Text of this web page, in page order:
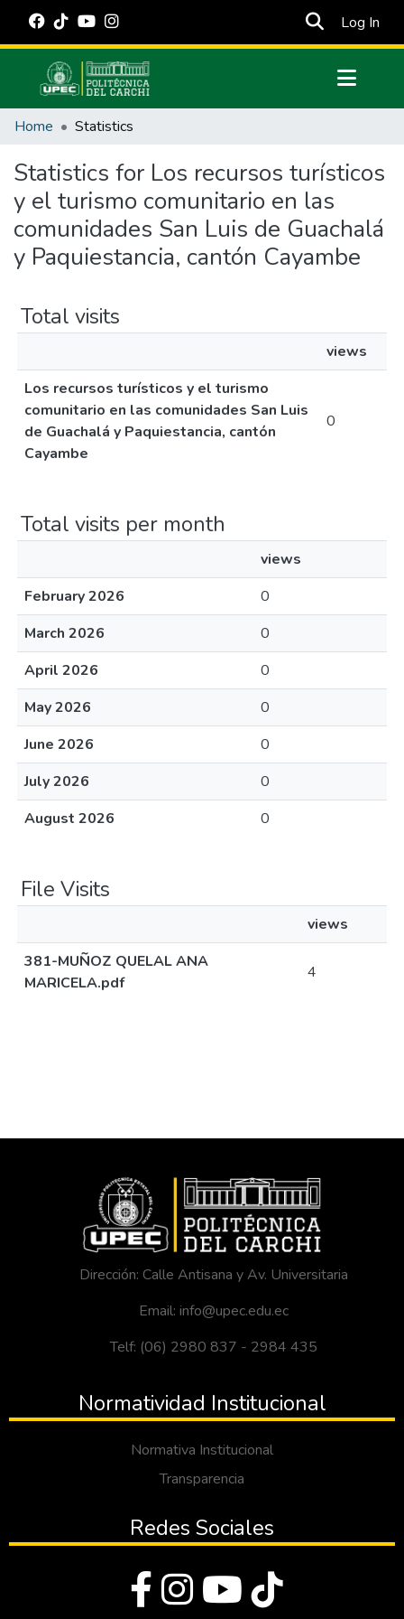
Log In
Communities & Collections
Estadísticas Externas
Manuales
Home Statistics
Statistics for Los recursos turísticos
y el turismo comunitario en las
comunidades San Luis de Guachalá
y Paquiestancia, cantón Cayambe
Total visits
views
Los recursos turísticos y el turismo
comunitario en las comunidades San Luis
de Guachalá y Paquiestancia, cantón
Cayambe
0
Total visits per month
views
February 2026
0
March 2026
0
April 2026
0
May 2026
0
June 2026
0
July 2026
0
August 2026
0
File Visits
views
381-MUÑOZ QUELAL ANA
MARICELA.pdf
4
Dirección: Calle Antisana y Av. Universitaria
Email: info@upec.edu.ec
Telf: (06) 2980 837 - 2984 435
Normatividad Institucional
Normativa Institucional
Transparencia
Redes Sociales